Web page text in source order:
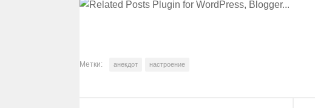
Метки: анекдот настроение